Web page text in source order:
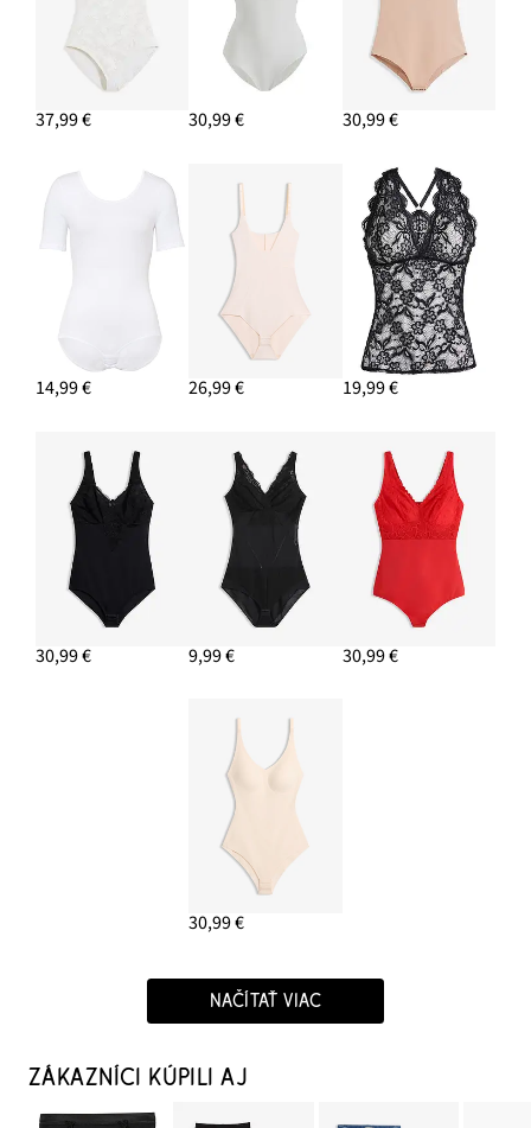
37,99 € 30,99 € 30,99 €
14,99 € 26,99 € 19,99 €
30,99 € 9,99 € 30,99 €
30,99 €
NAČÍTAŤ VIAC
ZÁKAZNÍCI KÚPILI AJ